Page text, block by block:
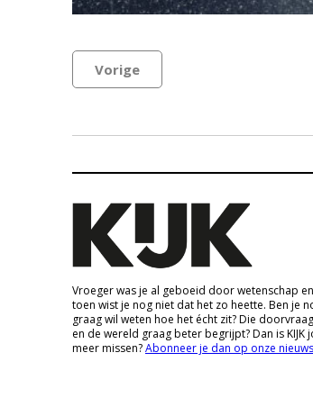
Vorige
Vroeger was je al geboeid door wetenschap
toen wist je nog niet dat het zo heette. Ben je
graag wil weten hoe het écht zit? Die
en de wereld graag beter begrijpt? Dan is KIJK
meer missen?Abonneer je dan op onze